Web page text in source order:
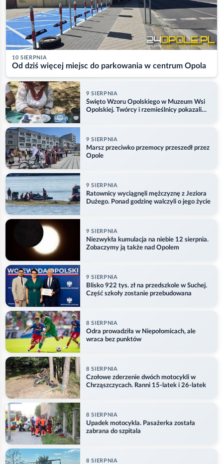
10 SIERPNIA
Od dziś więcej miejsc do parkowania w centrum Opola
9 SIERPNIA
Święto Wzoru Opolskiego w Muzeum Wsi
Opolskiej. Twórcy i rzemieślnicy pokazali
9 SIERPNIA
Marsz przeciwko przemocy przeszedł przez
Opole
9 SIERPNIA
Ratownicy wyciągnęli mężczyznę z Jeziora
Dużego. Ponad godzinę walczyli o jego życie
9 SIERPNIA
Niezwykła kumulacja na niebie 12 sierpnia.
Zobaczymy ją także nad Opolem
9 SIERPNIA
Blisko 922 tys. zł na przedszkole w Suchej.
Część szkoły zostanie przebudowana
8 SIERPNIA
Odra prowadziła w Niepołomicach, ale
wraca bez punktów
8 SIERPNIA
Czołowe zderzenie dwóch motocykli w
Chrząszczycach. Ranni 15-latek i 26-latek
8 SIERPNIA
Upadek motocykla. Pasażerka została
zabrana do szpitala
8 SIERPNIA